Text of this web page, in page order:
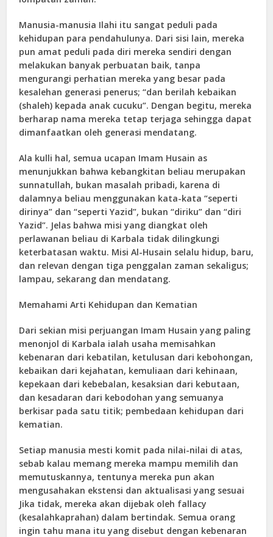
Manusia-manusia Ilahi itu sangat peduli pada
kehidupan para pendahulunya. Dari sisi lain, mereka
pun amat peduli pada diri mereka sendiri dengan
melakukan banyak perbuatan baik, tanpa
mengurangi perhatian mereka yang besar pada
kesalehan generasi penerus; “dan berilah kebaikan
(shaleh) kepada anak cucuku”. Dengan begitu, mereka
berharap nama mereka tetap terjaga sehingga dapat
dimanfaatkan oleh generasi mendatang.
Ala kulli hal, semua ucapan Imam Husain as
menunjukkan bahwa kebangkitan beliau merupakan
sunnatullah, bukan masalah pribadi, karena di
dalamnya beliau menggunakan kata-kata “seperti
dirinya” dan “seperti Yazid”, bukan “diriku” dan “diri
Yazid”. Jelas bahwa misi yang diangkat oleh
perlawanan beliau di Karbala tidak dilingkungi
keterbatasan waktu. Misi Al-Husain selalu hidup, baru,
dan relevan dengan tiga penggalan zaman sekaligus;
lampau, sekarang dan mendatang.
Memahami Arti Kehidupan dan Kematian
Dari sekian misi perjuangan Imam Husain yang paling
menonjol di Karbala ialah usaha memisahkan
kebenaran dari kebatilan, ketulusan dari kebohongan,
kebaikan dari kejahatan, kemuliaan dari kehinaan,
kepekaan dari kebebalan, kesaksian dari kebutaan,
dan kesadaran dari kebodohan yang semuanya
berkisar pada satu titik; pembedaan kehidupan dari
kematian.
Setiap manusia mesti komit pada nilai-nilai di atas,
sebab kalau memang mereka mampu memilih dan
memutuskannya, tentunya mereka pun akan
mengusahakan ekstensi dan aktualisasi yang sesuai
Jika tidak, mereka akan dijebak oleh fallacy
(kesalahkaprahan) dalam bertindak. Semua orang
ingin tahu mana itu yang disebut dengan kebenaran